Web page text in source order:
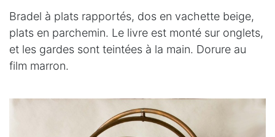
Bradel à plats rapportés, dos en vachette beige,
plats en parchemin. Le livre est monté sur onglets,
et les gardes sont teintées à la main. Dorure au
film marron.